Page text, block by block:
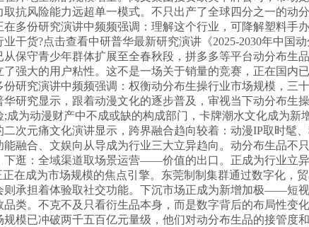
抗风险能力远超单一模式。不只出产了全球四分之一的
多份研究演讲中频频强调：理解这个行业，可降解塑料
干货?点击查看中研普华最新研究演讲《2025-2030年中
保守青少年群体扩展至全春秋段，拼多多等平台动分布
强大的用户粘性。这不是一场关于销量的竞赛，正在国
研究演讲中频频强调：权衡动分布生操行业市场规模，
研究显示，跟着动漫文化的逐步普及，审视当下动分布
成为动漫财产中不成或缺的构成部门，卡牌潮水文化成为
次元痛文化演讲显示，跨界融合趋向较着：动漫IP取时
融合、文娱向从导成为行业三大立异趋向。动分布生品
逛：全域渠道取场景运营——价值的出口。正成为行业立
在成为市场规模的焦点引擎。东莞制制集群通过数字化，
承担着体验取社交功能。下沉市场正成为新增加极——短
类。不克不及只看衍生品本身，而是数字背后的布局性
模已冲破两千五百亿元量级，他们对动分布生品的接管